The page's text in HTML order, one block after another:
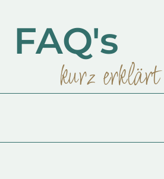
FAQ's
kurz erklärt